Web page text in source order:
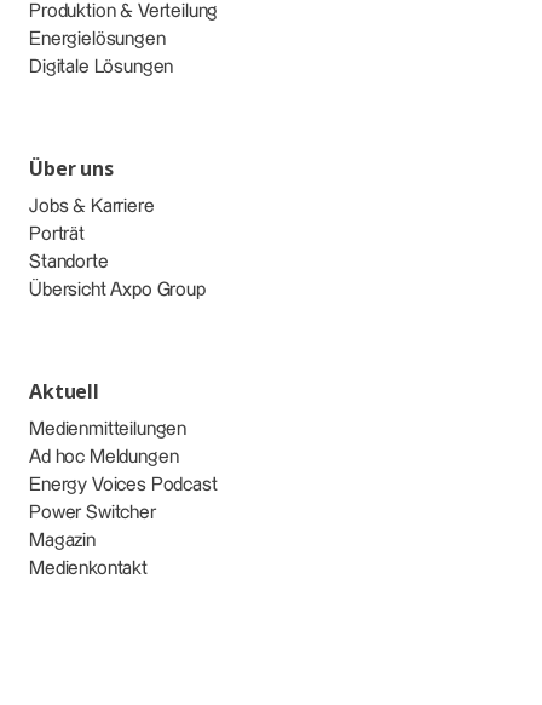
Produktion & Verteilung
Energielösungen
Digitale Lösungen
Über uns
Jobs & Karriere
Porträt
Standorte
Übersicht Axpo Group
Aktuell
Medienmitteilungen
Ad hoc Meldungen
Energy Voices Podcast
Power Switcher
Magazin
Medienkontakt